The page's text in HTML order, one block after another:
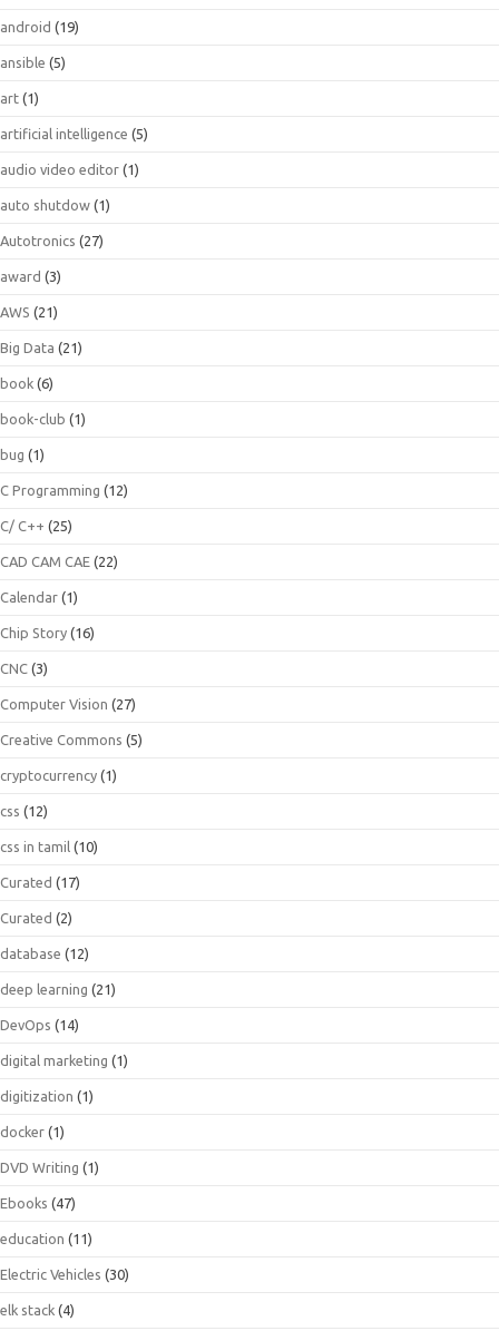
android (19)
ansible (5)
art (1)
artificial intelligence (5)
audio video editor (1)
auto shutdow (1)
Autotronics (27)
award (3)
AWS (21)
Big Data (21)
book (6)
book-club (1)
bug (1)
C Programming (12)
C/ C++ (25)
CAD CAM CAE (22)
Calendar (1)
Chip Story (16)
CNC (3)
Computer Vision (27)
Creative Commons (5)
cryptocurrency (1)
css (12)
css in tamil (10)
Curated (17)
Curated (2)
database (12)
deep learning (21)
DevOps (14)
digital marketing (1)
digitization (1)
docker (1)
DVD Writing (1)
Ebooks (47)
education (11)
Electric Vehicles (30)
elk stack (4)